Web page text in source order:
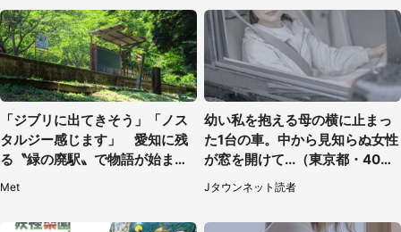
「ジブリに出てきそう」「ノス
タルジー感じます」 愛知に残
る〝緑の廃駅〟で物語が始まり
Met
幼い私を抱える母の横に止まっ
た1台の車。中から見知らぬ女性
が窓を開けて...（東京都・40代
Jタウンネット読者